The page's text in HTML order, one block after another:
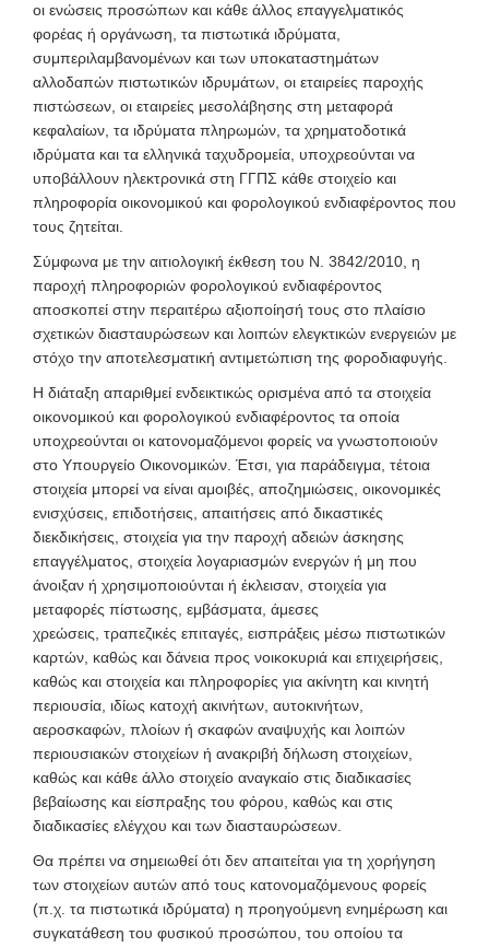
οι ενώσεις προσώπων και κάθε άλλος επαγγελματικός
φορέας ή οργάνωση, τα πιστωτικά ιδρύματα,
συμπεριλαμβανομένων και των υποκαταστημάτων
αλλοδαπών πιστωτικών ιδρυμάτων, οι εταιρείες παροχής
πιστώσεων, οι εταιρείες μεσολάβησης στη μεταφορά
κεφαλαίων, τα ιδρύματα πληρωμών, τα χρηματοδοτικά
ιδρύματα και τα ελληνικά ταχυδρομεία, υποχρεούνται να
υποβάλλουν ηλεκτρονικά στη ΓΓΠΣ κάθε στοιχείο και
πληροφορία οικονομικού και φορολογικού ενδιαφέροντος που
τους ζητείται.
Σύμφωνα με την αιτιολογική έκθεση του Ν. 3842/2010, η
παροχή πληροφοριών φορολογικού ενδιαφέροντος
αποσκοπεί στην περαιτέρω αξιοποίησή τους στο πλαίσιο
σχετικών διασταυρώσεων και λοιπών ελεγκτικών ενεργειών με
στόχο την αποτελεσματική αντιμετώπιση της φοροδιαφυγής.
Η διάταξη απαριθμεί ενδεικτικώς ορισμένα από τα στοιχεία
οικονομικού και φορολογικού ενδιαφέροντος τα οποία
υποχρεούνται οι κατονομαζόμενοι φορείς να γνωστοποιούν
στο Υπουργείο Οικονομικών. Έτσι, για παράδειγμα, τέτοια
στοιχεία μπορεί να είναι αμοιβές, αποζημιώσεις, οικονομικές
ενισχύσεις, επιδοτήσεις, απαιτήσεις από δικαστικές
διεκδικήσεις, στοιχεία για την παροχή αδειών άσκησης
επαγγέλματος, στοιχεία λογαριασμών ενεργών ή μη που
άνοιξαν ή χρησιμοποιούνται ή έκλεισαν, στοιχεία για
μεταφορές πίστωσης, εμβάσματα, άμεσες
χρεώσεις, τραπεζικές επιταγές, εισπράξεις μέσω πιστωτικών
καρτών, καθώς και δάνεια προς νοικοκυριά και επιχειρήσεις,
καθώς και στοιχεία και πληροφορίες για ακίνητη και κινητή
περιουσία, ιδίως κατοχή ακινήτων, αυτοκινήτων,
αεροσκαφών, πλοίων ή σκαφών αναψυχής και λοιπών
περιουσιακών στοιχείων ή ανακριβή δήλωση στοιχείων,
καθώς και κάθε άλλο στοιχείο αναγκαίο στις διαδικασίες
βεβαίωσης και είσπραξης του φόρου, καθώς και στις
διαδικασίες ελέγχου και των διασταυρώσεων.
Θα πρέπει να σημειωθεί ότι δεν απαιτείται για τη χορήγηση
των στοιχείων αυτών από τους κατονομαζόμενους φορείς
(π.χ. τα πιστωτικά ιδρύματα) η προηγούμενη ενημέρωση και
συγκατάθεση του φυσικού προσώπου, του οποίου τα